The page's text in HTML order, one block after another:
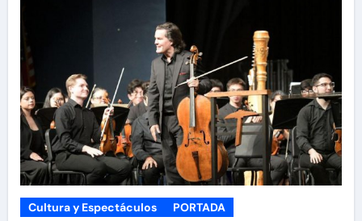
Cultura y Espectáculos PORTADA